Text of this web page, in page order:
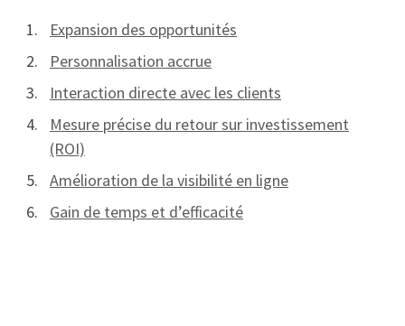
Expansion des opportunités
Personnalisation accrue
Interaction directe avec les clients
Mesure précise du retour sur investissement
(ROI)
Amélioration de la visibilité en ligne
Gain de temps et d’efficacité